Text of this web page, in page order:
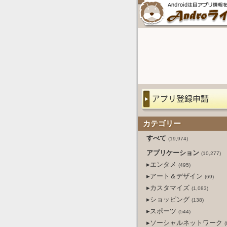
カテゴリー
すべて (19,974)
アプリケーション (10,277)
▸エンタメ (495)
▸アート＆デザイン (69)
▸カスタマイズ (1,083)
▸ショッピング (138)
▸スポーツ (544)
▸ソーシャルネットワーク